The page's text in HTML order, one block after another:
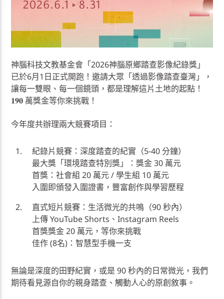
神腦科技文教基金會「2026神腦原鄉踏查影像紀錄獎」
已於6月1日正式開跑！邀請大眾「透過影像踏查臺灣」，
讓每一雙眼、每一個鏡頭，都是理解這片土地的起點！
𝟏𝟗𝟎 萬獎金等你來挑戰！
今年度共辦理兩大競賽項目：
紀錄片競賽：深度踏查的紀實（5-40 分鐘）
最大獎「環境踏查特別獎」：獎金 30 萬元
首獎：社會組 20 萬元 / 學生組 10 萬元
入圍即頒發入圍證書，豐富創作與學習歷程
直式短片競賽：生活微光的共鳴（90 秒內）
上傳 YouTube Shorts、Instagram Reels
首獎獎金 20 萬元，等你來挑戰
佳作 (8名)：智慧型手機一支
無論是深度的田野紀實，或是 90 秒內的日常微光，我們
期待看見源自你的親身踏查、觸動人心的原創敘事。